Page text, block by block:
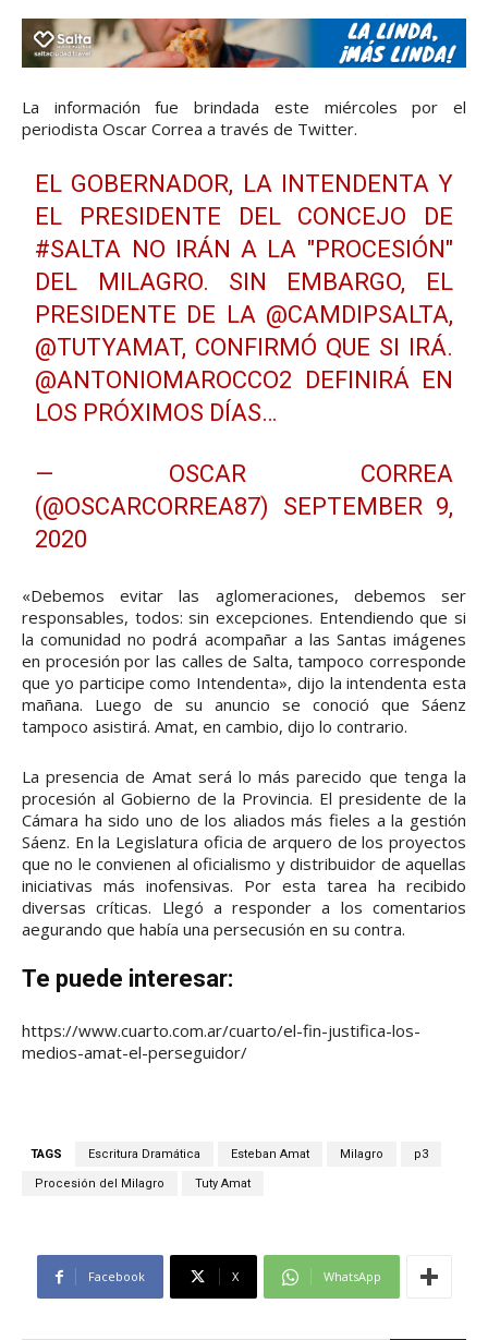
La información fue brindada este miércoles por el
periodista Oscar Correa a través de Twitter.
EL GOBERNADOR, LA INTENDENTA Y
EL PRESIDENTE DEL CONCEJO DE
#SALTA NO IRÁN A LA "PROCESIÓN"
DEL MILAGRO. SIN EMBARGO, EL
PRESIDENTE DE LA @CAMDIPSALTA,
@TUTYAMAT, CONFIRMÓ QUE SI IRÁ.
@ANTONIOMAROCCO2 DEFINIRÁ EN
LOS PRÓXIMOS DÍAS…
— OSCAR CORREA
(@OSCARCORREA87) SEPTEMBER 9,
2020
«Debemos evitar las aglomeraciones, debemos ser
responsables, todos: sin excepciones. Entendiendo que si
la comunidad no podrá acompañar a las Santas imágenes
en procesión por las calles de Salta, tampoco corresponde
que yo participe como Intendenta», dijo la intendenta esta
mañana. Luego de su anuncio se conoció que Sáenz
tampoco asistirá. Amat, en cambio, dijo lo contrario.
La presencia de Amat será lo más parecido que tenga la
procesión al Gobierno de la Provincia. El presidente de la
Cámara ha sido uno de los aliados más fieles a la gestión
Sáenz. En la Legislatura oficia de arquero de los proyectos
que no le convienen al oficialismo y distribuidor de aquellas
iniciativas más inofensivas. Por esta tarea ha recibido
diversas críticas. Llegó a responder a los comentarios
aegurando que había una persecusión en su contra.
Te puede interesar:
https://www.cuarto.com.ar/cuarto/el-fin-justifica-los-
medios-amat-el-perseguidor/
TAGS Escritura Dramática Esteban Amat Milagro p3
Procesión del Milagro Tuty Amat
Facebook X WhatsApp